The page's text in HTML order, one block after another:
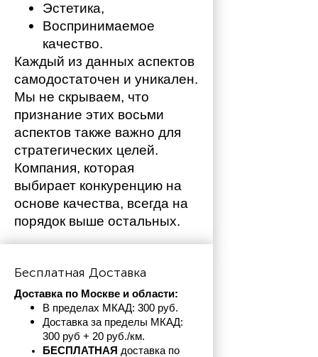
Эстетика,
Воспринимаемое
качество.
Каждый из данных аспектов
самодостаточен и уникален.
Мы не скрываем, что
признание этих восьми
аспектов также важно для
стратегических целей.
Компания, которая
выбирает конкуренцию на
основе качества, всегда на
порядок выше остальных.
Бесплатная Доставка
Доставка по Москве и области:
В пределах МКАД: 300 руб.
Доставка за пределы МКАД:
300 руб + 20 руб./км.
БЕСПЛАТНАЯ доставка по